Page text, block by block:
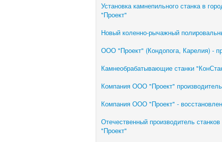
Установка камнепильного станка в
"Проект"
Новый коленно-рычажный
ООО "Проект" (Кондопога, Карелия) -
Камнеобрабатывающие станки
Компания ООО "Проект"
Компания ООО "Проект" -
Отечественный производитель
"Проект"